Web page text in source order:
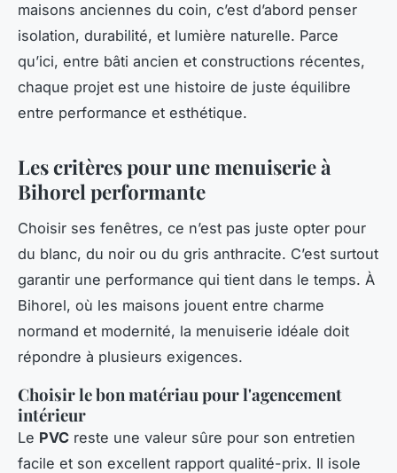
maisons anciennes du coin, c’est d’abord penser
isolation, durabilité, et lumière naturelle. Parce
qu’ici, entre bâti ancien et constructions récentes,
chaque projet est une histoire de juste équilibre
entre performance et esthétique.
Les critères pour une menuiserie à
Bihorel performante
Choisir ses fenêtres, ce n’est pas juste opter pour
du blanc, du noir ou du gris anthracite. C’est surtout
garantir une performance qui tient dans le temps. À
Bihorel, où les maisons jouent entre charme
normand et modernité, la menuiserie idéale doit
répondre à plusieurs exigences.
Choisir le bon matériau pour l'agencement
intérieur
Le PVC reste une valeur sûre pour son entretien
facile et son excellent rapport qualité-prix. Il isole